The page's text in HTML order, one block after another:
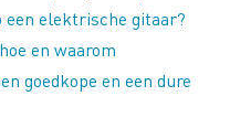
een elektrische gitaar?
en waarom
goedkope en een dure